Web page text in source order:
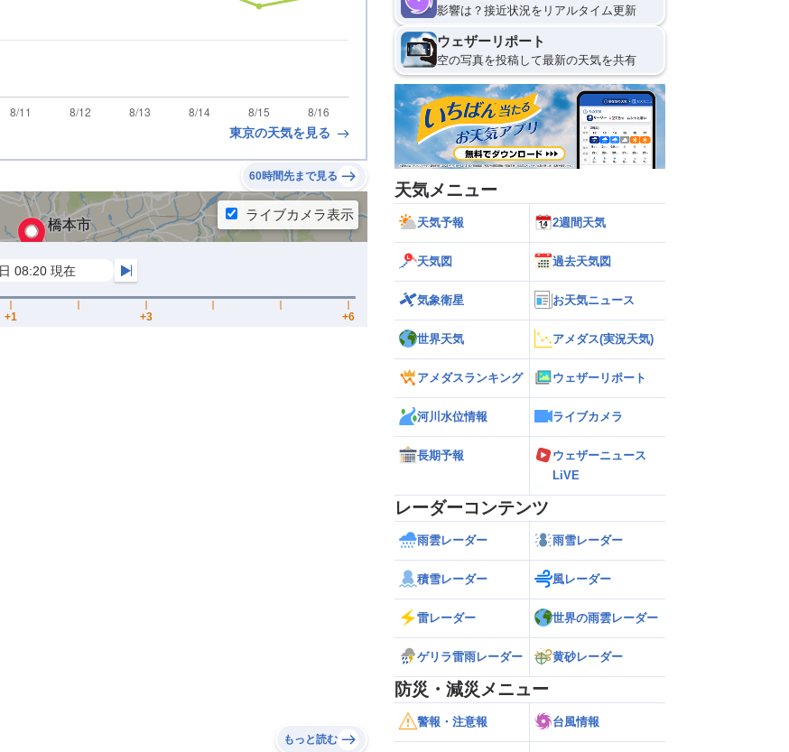
東京の天気を見る
60時間先まで見る
もっと読む
影響は？接近状況をリアルタイム更新
ウェザーリポート
空の写真を投稿して最新の天気を共有
天気メニュー
天気予報 2週間天気
天気図 過去天気図
気象衛星 お天気ニュース
世界天気 アメダス(実況天気)
アメダスランキング ウェザーリポート
河川水位情報 ライブカメラ
長期予報
ウェザーニュース
LiVE
レーダーコンテンツ
雨雲レーダー 雨雪レーダー
積雪レーダー 風レーダー
雷レーダー 世界の雨雲レーダー
ゲリラ雷雨レーダー 黄砂レーダー
防災・減災メニュー
警報・注意報 台風情報